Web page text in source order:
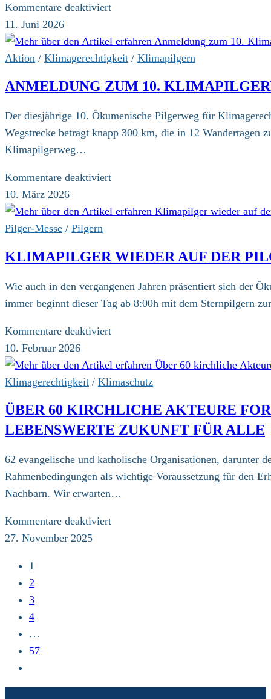
Kommentare deaktiviertfür
Ich
boykottiere
Fußball-
11. Juni 2026
Aktion / Klimagerechtigkeit / Klimapilgern
ANMELDUNG ZUM 10.
Der diesjährige 10. Ökumenische Pilgerweg für
Wegstrecke beträgt knapp 300 km, die in 12 Wandertagen
Klimapilgerweg…
Kommentare deaktiviertfür
zum
geöffnet
10. März 2026
Pilger-Messe / Pilgern
KLIMAPILGER WIEDER AUF DER
Wie auch in den vergangenen Jahren präsentiert sich der
immer beginnt dieser Tag ab 8:00h mit dem Sternpilgern
Kommentare deaktiviertfür
wieder
auf
Pilger-
Messe
Hamburg
10. Februar 2026
Klimagerechtigkeit / Klimaschutz
ÜBER 60 KIRCHLICHE AKTEURE
LEBENSWERTE ZUKUNFT FÜR ALLE
62 evangelische und katholische Organisationen, darunter
Rahmenbedingungen als wichtige Voraussetzung für den
Nachbarn. Wir erwarten…
Kommentare deaktiviertfür
für
27. November 2025
1
2
3
4
…
57
nächsten